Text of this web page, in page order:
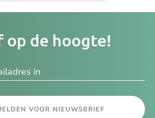
op de hoogte!
VOOR NIEUWSBRIEF